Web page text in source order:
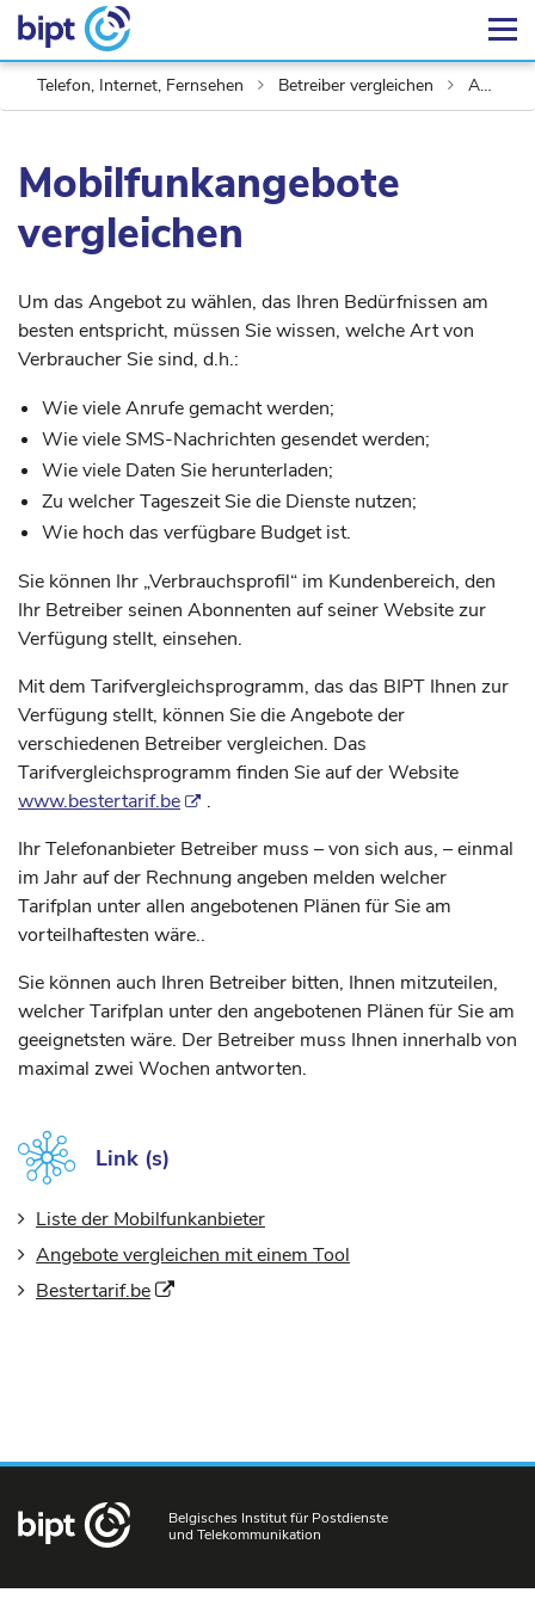
Telefon, Internet, Fernsehen Betreiber vergleichen Angebote vergleichen
Mobilfunkangebote
vergleichen
Um das Angebot zu wählen, das Ihren Bedürfnissen am
besten entspricht, müssen Sie wissen, welche Art von
Verbraucher Sie sind, d.h.:
Wie viele Anrufe gemacht werden;
Wie viele SMS-Nachrichten gesendet werden;
Wie viele Daten Sie herunterladen;
Zu welcher Tageszeit Sie die Dienste nutzen;
Wie hoch das verfügbare Budget ist.
Sie können Ihr „Verbrauchsprofil“ im Kundenbereich, den
Ihr Betreiber seinen Abonnenten auf seiner Website zur
Verfügung stellt, einsehen.
Mit dem Tarifvergleichsprogramm, das das BIPT Ihnen zur
Verfügung stellt, können Sie die Angebote der
verschiedenen Betreiber vergleichen. Das
Tarifvergleichsprogramm finden Sie auf der Website
www.bestertarif.be
.
Ihr Telefonanbieter Betreiber muss – von sich aus, – einmal
im Jahr auf der Rechnung angeben melden welcher
Tarifplan unter allen angebotenen Plänen für Sie am
vorteilhaftesten wäre..
Sie können auch Ihren Betreiber bitten, Ihnen mitzuteilen,
welcher Tarifplan unter den angebotenen Plänen für Sie am
geeignetsten wäre. Der Betreiber muss Ihnen innerhalb von
maximal zwei Wochen antworten.
Link (s)
Liste der Mobilfunkanbieter
Angebote vergleichen mit einem Tool
Bestertarif.be
(Neues Fenster)
Belgisches Institut für Postdienste
und Telekommunikation